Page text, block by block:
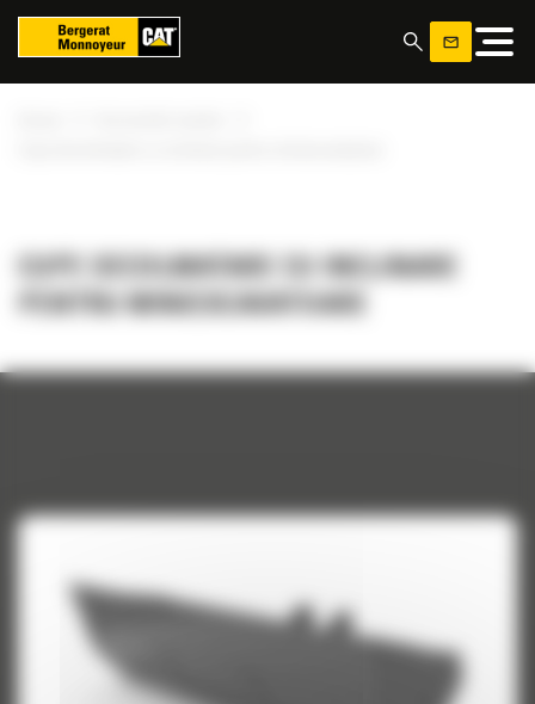
CUPE DECOLMATARE CU INCLINARE
PENTRU MINIEXCAVATOARE
Panoul de gestionare a panourilor cookie